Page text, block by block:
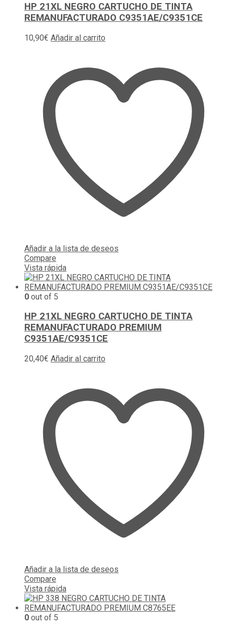
HP 21XL NEGRO CARTUCHO DE TINTA
REMANUFACTURADO C9351AE/C9351CE
10,90€ Añadir al carrito
Añadir a la lista de deseos
Compare
Vista rápida
0 out of 5
HP 21XL NEGRO CARTUCHO DE TINTA
REMANUFACTURADO PREMIUM
C9351AE/C9351CE
20,40€ Añadir al carrito
Añadir a la lista de deseos
Compare
Vista rápida
0 out of 5